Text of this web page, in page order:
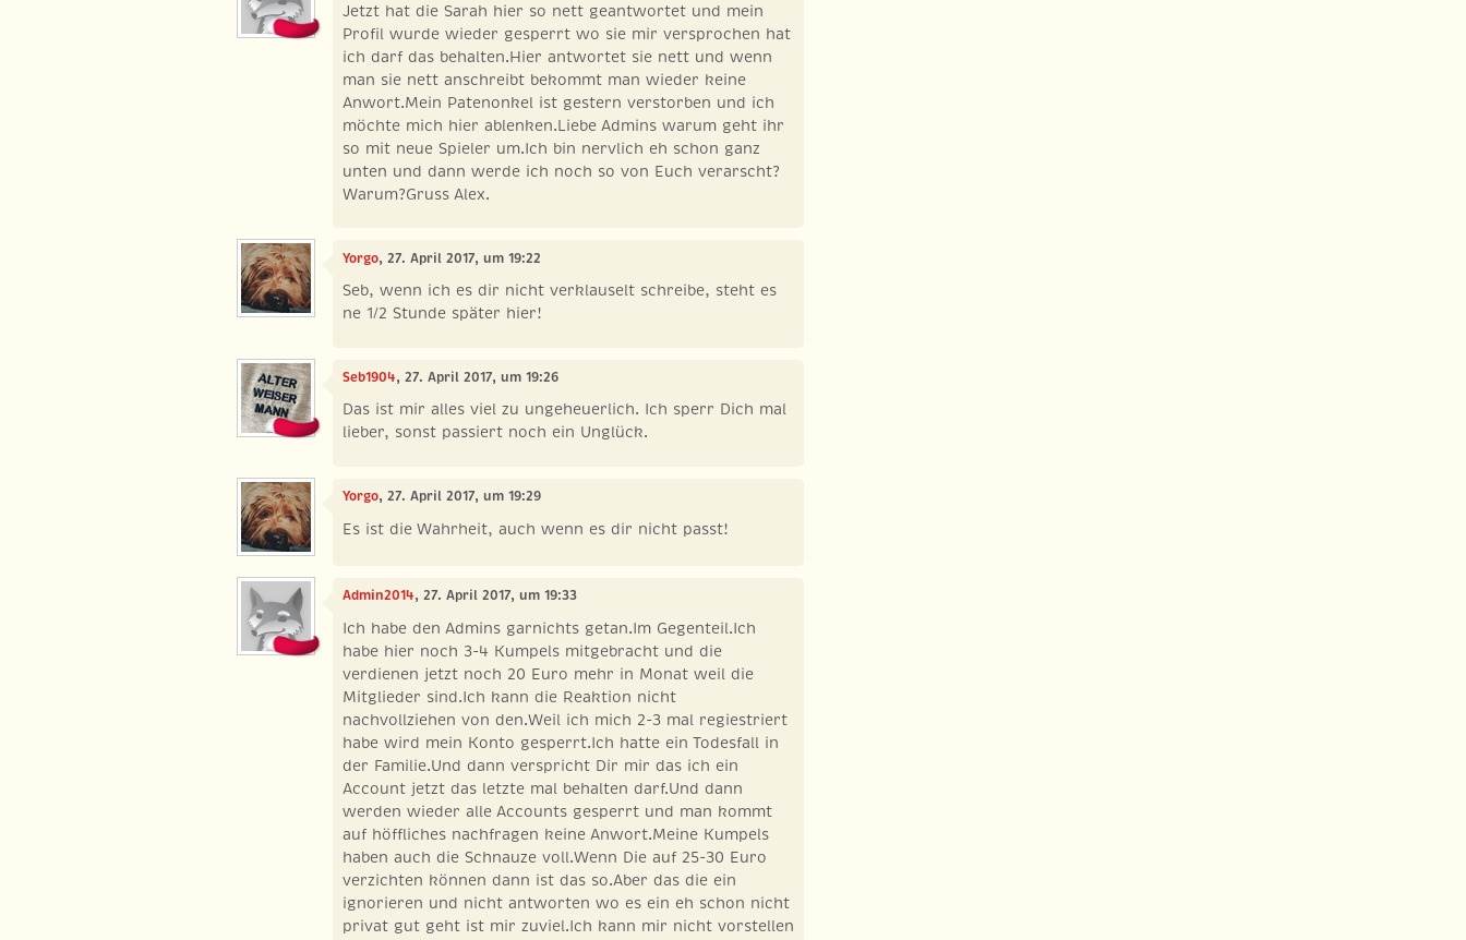
Jetzt hat die Sarah hier so nett geantwortet und mein
Profil wurde wieder gesperrt wo sie mir versprochen hat
ich darf das behalten.Hier antwortet sie nett und wenn
man sie nett anschreibt bekommt man wieder keine
Anwort.Mein Patenonkel ist gestern verstorben und ich
möchte mich hier ablenken.Liebe Admins warum geht ihr
so mit neue Spieler um.Ich bin nervlich eh schon ganz
unten und dann werde ich noch so von Euch verarscht?
Warum?Gruss Alex.
Yorgo, 27. April 2017, um 19:22
Seb, wenn ich es dir nicht verklauselt schreibe, steht es
ne 1/2 Stunde später hier!
Seb1904, 27. April 2017, um 19:26
Das ist mir alles viel zu ungeheuerlich. Ich sperr Dich mal
lieber, sonst passiert noch ein Unglück.
Yorgo, 27. April 2017, um 19:29
Es ist die Wahrheit, auch wenn es dir nicht passt!
Admin2014, 27. April 2017, um 19:33
Ich habe den Admins garnichts getan.Im Gegenteil.Ich
habe hier noch 3-4 Kumpels mitgebracht und die
verdienen jetzt noch 20 Euro mehr in Monat weil die
Mitglieder sind.Ich kann die Reaktion nicht
nachvollziehen von den.Weil ich mich 2-3 mal regiestriert
habe wird mein Konto gesperrt.Ich hatte ein Todesfall in
der Familie.Und dann verspricht Dir mir das ich ein
Account jetzt das letzte mal behalten darf.Und dann
werden wieder alle Accounts gesperrt und man kommt
auf höffliches nachfragen keine Anwort.Meine Kumpels
haben auch die Schnauze voll.Wenn Die auf 25-30 Euro
verzichten können dann ist das so.Aber das die ein
ignorieren und nicht antworten wo es ein eh schon nicht
privat gut geht ist mir zuviel.Ich kann mir nicht vorstellen